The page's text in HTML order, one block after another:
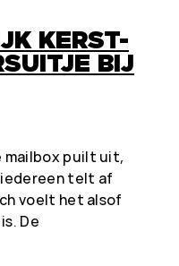
KERST-
BIJ
mailbox puilt uit,
iedereen telt af
voelt het alsof
De